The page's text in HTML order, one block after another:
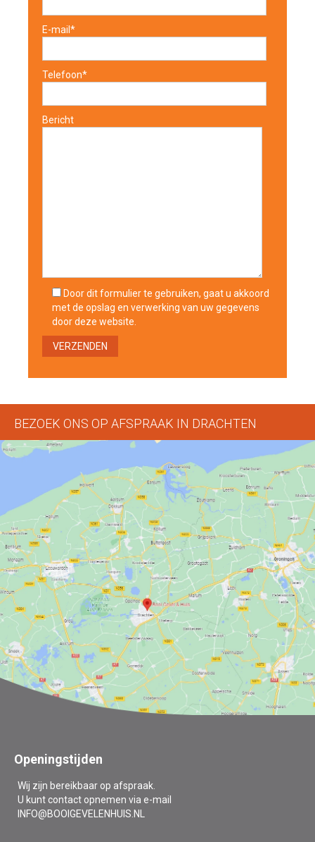
E-mail*
Telefoon*
Bericht
Door dit formulier te gebruiken, gaat u akkoord
met de opslag en verwerking van uw gegevens
door deze website.
BEZOEK ONS OP AFSPRAAK IN DRACHTEN
Openingstijden
Wij zijn bereikbaar op afspraak.
U kunt contact opnemen via e-mail
INFO@BOOIGEVELENHUIS.NL